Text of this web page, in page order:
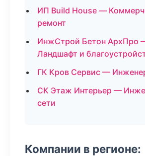
ИП Build House —
ремонт
ИнжСтрой Бетон АрхПро
Ландшафт и
ГК Кров Сервис —
СК Этаж Интерьер —
сети
Компании в регионе: